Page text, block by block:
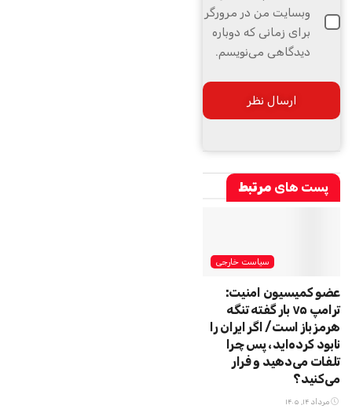
وبسایت من در مرورگر
برای زمانی که دوباره
دیدگاهی می‌نویسم.
پست های مرتبط
سیاست خارجی
عضو کمیسیون امنیت:
ترامپ ۷۵ بار گفته تنگه
هرمز باز است/ اگر ایران را
نابود کرده‌اید، پس چرا
تلفات می‌دهید و فرار
می‌کنید؟
مرداد ۱۴, ۱۴۰۵